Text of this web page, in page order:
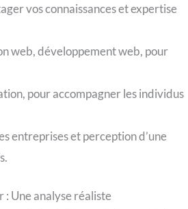
vos connaissances et expertise
web, développement web, pour
pour accompagner les individus
entreprises et perception d’une
: Une analyse réaliste